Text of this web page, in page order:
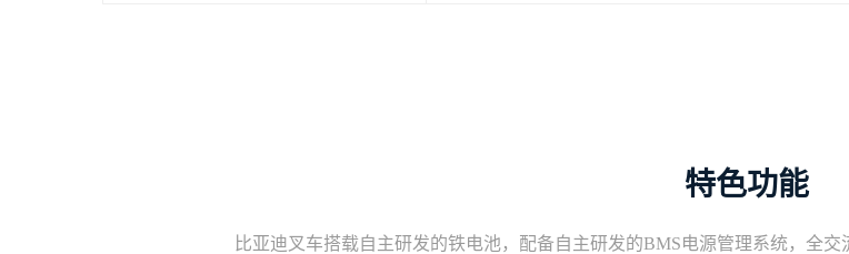
特色功能
比亚迪叉车搭载自主研发的铁电池，配备自主研发的BMS电源管理系统，全